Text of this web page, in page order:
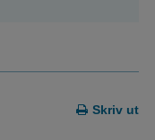
Skriv ut